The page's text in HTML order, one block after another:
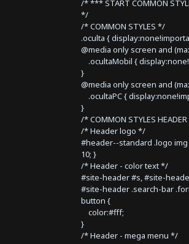
/* *** START COMMON
*/
/* COMMON STYLES */
.oculta {
@media only screen and
.ocultaMobil {
}
@media only screen and
.ocultaPC {
}
/* COMMON STYLES
/* Header logo */
#header--standard .logo
10; }
/* Header - color text */
#site-header #s, #site-
#site-header .search-bar
button {
color:#fff;
}
/* Header - mega menu */